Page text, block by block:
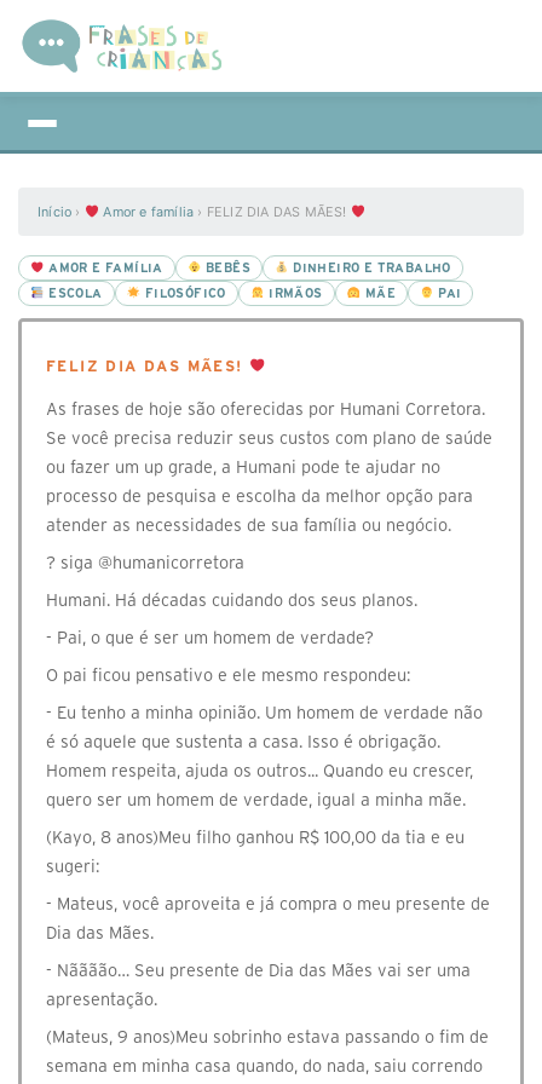
Início › Amor e família › FELIZ DIA DAS MÃES!
AMOR E FAMÍLIA BEBÊS
DINHEIRO E TRABALHO
ESCOLA
FILOSÓFICO IRMÃOS MÃE PAI
FELIZ DIA DAS MÃES!
As frases de hoje são oferecidas por Humani Corretora.
Se você precisa reduzir seus custos com plano de saúde
ou fazer um up grade, a Humani pode te ajudar no
processo de pesquisa e escolha da melhor opção para
atender as necessidades de sua família ou negócio.
? siga @‌humanicorretora
Humani. Há décadas cuidando dos seus planos.
- Pai, o que é ser um homem de verdade?
O pai ficou pensativo e ele mesmo respondeu:
- Eu tenho a minha opinião. Um homem de verdade não
é só aquele que sustenta a casa. Isso é obrigação.
Homem respeita, ajuda os outros... Quando eu crescer,
quero ser um homem de verdade, igual a minha mãe.
(Kayo, 8 anos)Meu filho ganhou R$ 100,00 da tia e eu
sugeri:
- Mateus, você aproveita e já compra o meu presente de
Dia das Mães.
- Nãããão… Seu presente de Dia das Mães vai ser uma
apresentação.
(Mateus, 9 anos)Meu sobrinho estava passando o fim de
semana em minha casa quando, do nada, saiu correndo